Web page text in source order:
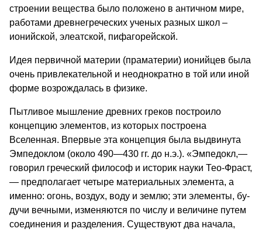
строении вещества было положено в античном мире,
работами древнегреческих ученых разных школ –
ионийской, элеатской, пифагорейской.
Идея первичной материи (праматерии) ионийцев была
очень привлека­тельной и неоднократно в той или иной
форме возрождалась в физике.
Пытливое мышление древних греков построило
концепцию элементов, из которых по­строена
Вселенная. Впервые эта кон­цепция была выдвинута
Эмпедоклом (около 490—430 гг. до н.э.). «Эмпедокл,—
говорил грече­ский философ и историк науки Тео-Фраст,
— предполагает четыре матери­альных элемента, а
именно: огонь, воз­дух, воду и землю; эти элементы, бу­
дучи вечными, изменяются по числу и величине путем
соединения и раз­деления. Существуют два начала,